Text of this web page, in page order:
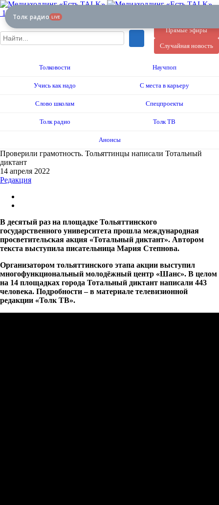
12+
Прямые эфиры
Случайная новость
Толковости Научпоп
Учись как надо С места в карьеру
Слово школам Спецпроекты
Толк радио Толк ТВ
Анонсы
Проверили грамотность. Тольяттинцы написали Тотальный
диктант
14 апреля 2022
Редакция
В десятый раз на площадке Тольяттинского
государственного университета прошла международная
просветительская акция «Тотальный диктант». Автором
текста выступила писательница Мария Степнова.
Организатором тольяттинского этапа акции выступил
многофункциональный молодёжный центр «Шанс». В целом
на 14 площадках города Тотальный диктант написали 443
человека. Подробности – в материале телевизионной
редакции «Толк ТВ».
Толк радио LIVE